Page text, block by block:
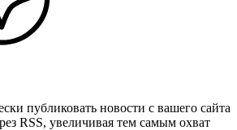
публиковать новости с вашего сайта
RSS, увеличивая тем самым охват